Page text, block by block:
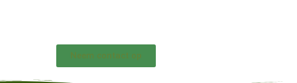
Neem contact op